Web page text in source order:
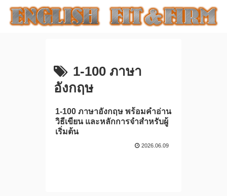
1-100 ภาษา
อังกฤษ
1-100 ภาษาอังกฤษ พร้อมคำอ่าน
วิธีเขียน และหลักการจำสำหรับผู้
เริ่มต้น
2026.06.09